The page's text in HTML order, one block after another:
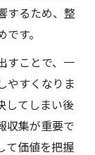
するため、整
す。
すことで、一
やすくなりま
してしまい後
収集が重要で
て価値を把握